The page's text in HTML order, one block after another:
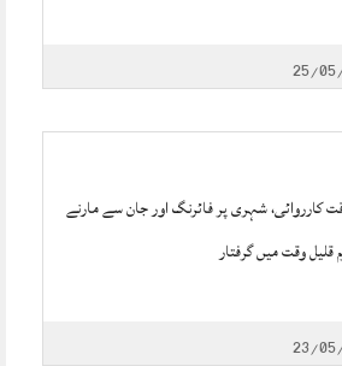
25/
کارروائی، شہری پر فائرنگ اور جان سے مارنے
قلیل وقت میں گرفتار
23/